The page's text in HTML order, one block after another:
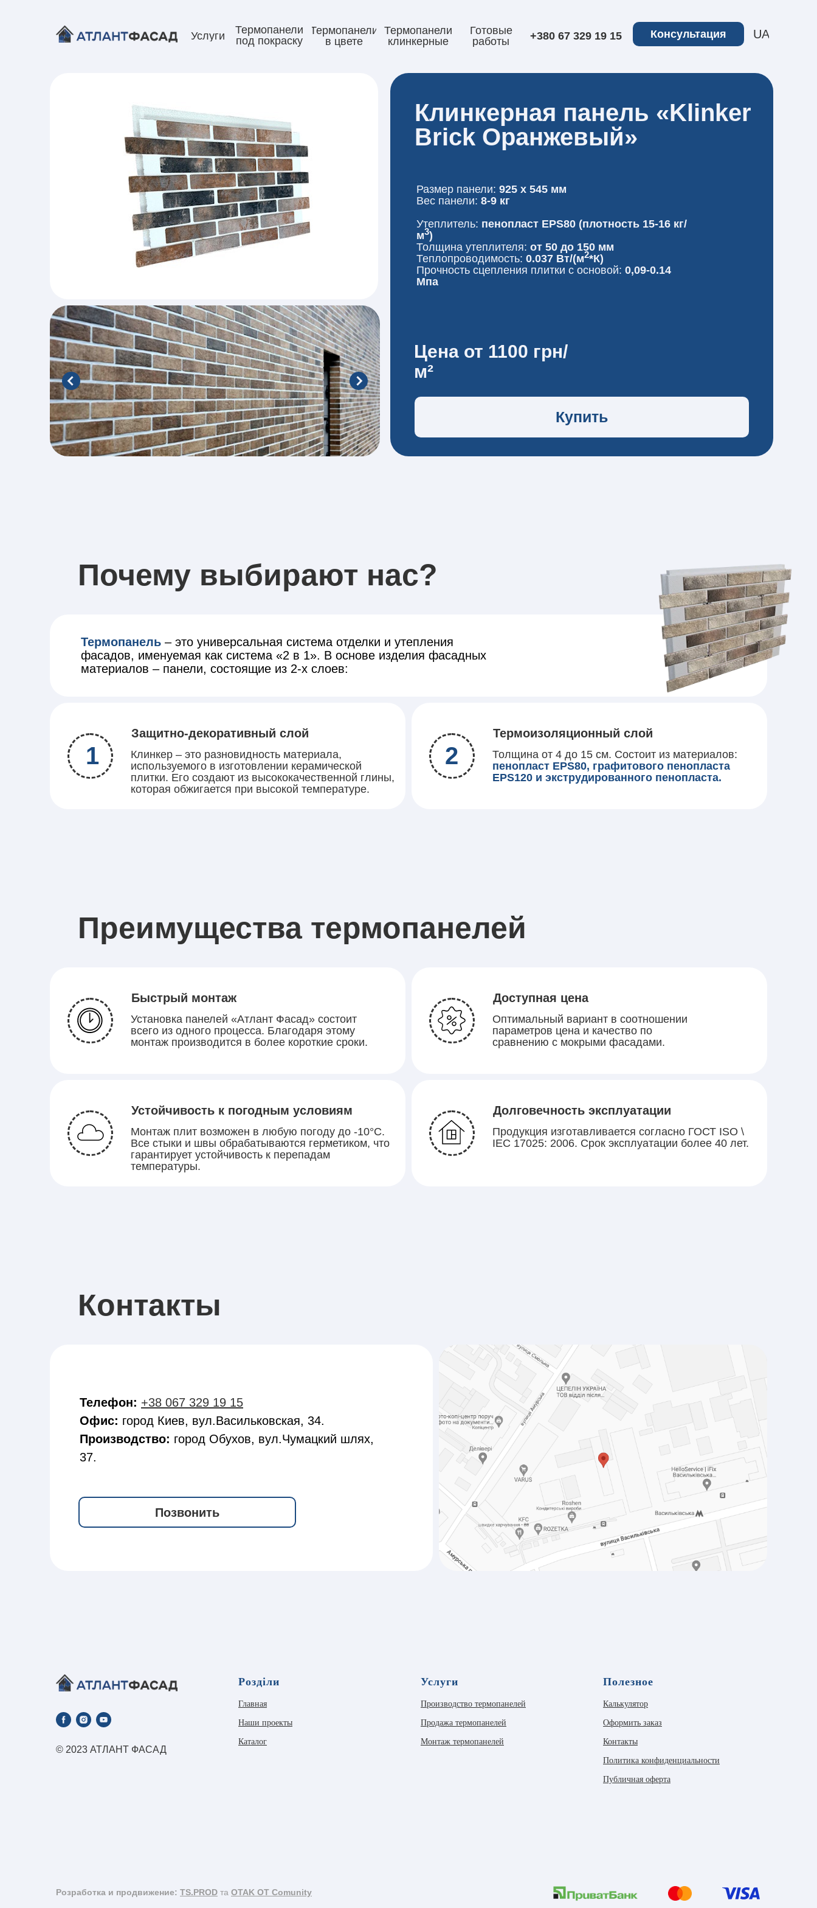
Услуги
Термопанели
под покраску
Термопанели
в цвете
Термопанели
клинкерные
Готовые
работы
+380 67 329 19 15 Консультация UA
Клинкерная панель «Klinker
Brick Оранжевый»
Купить
Цена от 1100 грн/
м²
Размер панели: 925 x 545 мм
Вес панели: 8-9 кг
Утеплитель: пенопласт EPS80 (плотность 15-16 кг/
м3)
Толщина утеплителя: от 50 до 150 мм
Теплопроводимость: 0.037 Вт/(м2*К)
Прочность сцепления плитки с основой: 0,09-0.14
Мпа
Термоизоляционный слой
2
Толщина от 4 до 15 см. Состоит из материалов:
пенопласт EPS80, графитового пенопласта
EPS120 и экструдированного пенопласта.
Защитно-декоративный слой
1
Клинкер – это разновидность материала,
используемого в изготовлении керамической
плитки. Его создают из высококачественной глины,
которая обжигается при высокой температуре.
Почему выбирают нас?
Термопанель – это универсальная система отделки и утепления
фасадов, именуемая как система «2 в 1». В основе изделия фасадных
материалов – панели, состоящие из 2-х слоев:
Быстрый монтаж
Установка панелей «Атлант Фасад» состоит
всего из одного процесса. Благодаря этому
монтаж производится в более короткие сроки.
Долговечность эксплуатации
Продукция изготавливается согласно ГОСТ ISO \
IEC 17025: 2006. Срок эксплуатации более 40 лет.
Доступная цена
Оптимальный вариант в соотношении
параметров цена и качество по
сравнению с мокрыми фасадами.
Устойчивость к погодным условиям
Монтаж плит возможен в любую погоду до -10°C.
Все стыки и швы обрабатываются герметиком, что
гарантирует устойчивость к перепадам
температуры.
Преимущества термопанелей
Контакты
Телефон: +38 067 329 19 15
Офис: город Киев, вул.Васильковская, 34.
Производство: город Обухов, вул.Чумацкий шлях,
37.
Позвонить
© 2023 АТЛАНТ ФАСАД
Розділи
Главная
Наши проекты
Каталог
Услуги
Производство термопанелей
Продажа термопанелей
Монтаж термопанелей
Полезное
Калькулятор
Оформить заказ
Контакты
Политика конфиденциальности
Публичная оферта
Розработка и продвижение: TS.PROD та OTAK OT Comunity